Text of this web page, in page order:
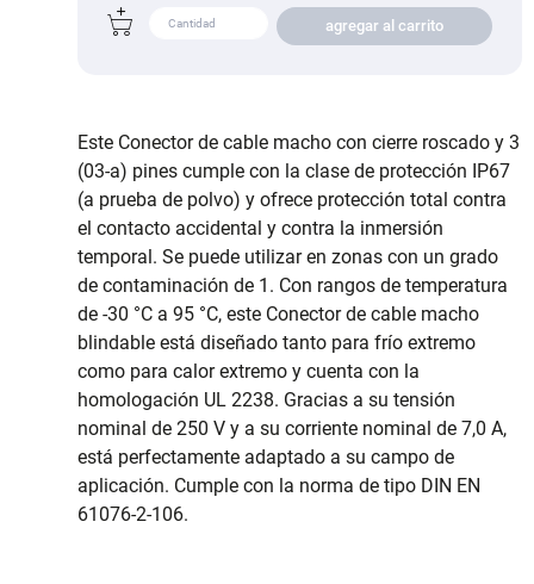
agregar al carrito
Este Conector de cable macho con cierre roscado y 3
(03-a) pines cumple con la clase de protección IP67
(a prueba de polvo) y ofrece protección total contra
el contacto accidental y contra la inmersión
temporal. Se puede utilizar en zonas con un grado
de contaminación de 1. Con rangos de temperatura
de -30 °C a 95 °C, este Conector de cable macho
blindable está diseñado tanto para frío extremo
como para calor extremo y cuenta con la
homologación UL 2238. Gracias a su tensión
nominal de 250 V y a su corriente nominal de 7,0 A,
está perfectamente adaptado a su campo de
aplicación. Cumple con la norma de tipo DIN EN
61076-2-106.